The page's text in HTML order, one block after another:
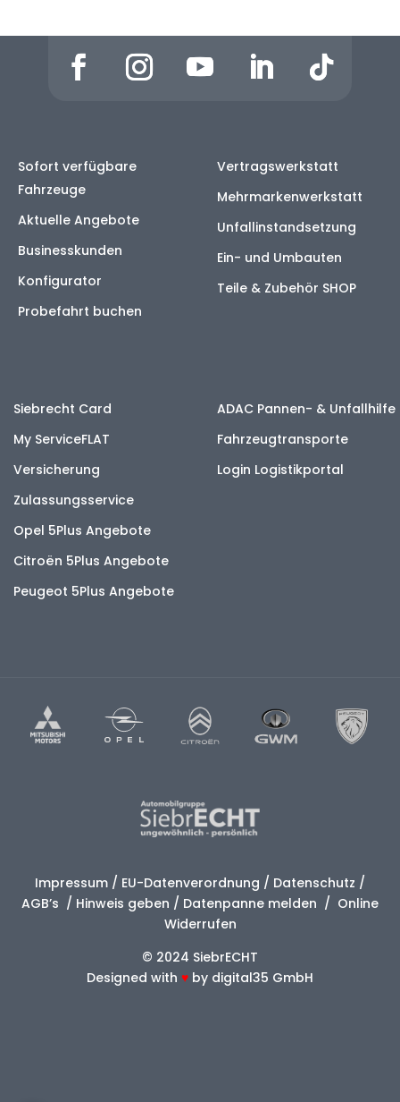
Sofort verfügbare
Fahrzeuge
Aktuelle Angebote
Businesskunden
Konfigurator
Probefahrt buchen
Vertragswerkstatt
Mehrmarkenwerkstatt
Unfallinstandsetzung
Ein- und Umbauten
Teile & Zubehör SHOP
Siebrecht Card
My ServiceFLAT
Versicherung
Zulassungsservice
Opel 5Plus Angebote
Citroën 5Plus Angebote
Peugeot 5Plus Angebote
ADAC Pannen- & Unfallhilfe
Fahrzeugtransporte
Login Logistikportal
Impressum / EU-Datenverordnung / Datenschutz /
AGB’s / Hinweis geben / Datenpanne melden / Online
Widerrufen
© 2024 SiebrECHT
Designed with ♥ by digital35 GmbH